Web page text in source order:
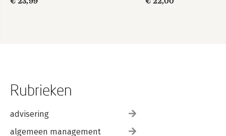
Rubrieken
advisering
algemeen management